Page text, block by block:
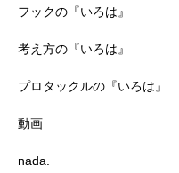
フックの『いろは』
考え方の『いろは』
プロタックルの『いろは』
動画
nada.